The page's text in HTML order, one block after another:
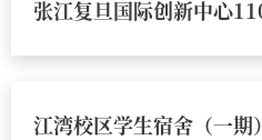
江湾校区学生宿舍（一期）